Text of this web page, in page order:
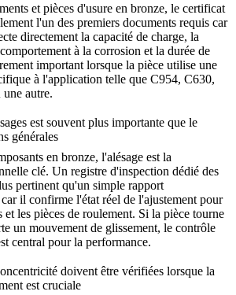
et pièces d'usure en bronze, le certificat
l'un des premiers documents requis car
directement la capacité de charge, la
à la corrosion et la durée de
important lorsque la pièce utilise une
à l'application telle que C954, C630,
autre.
est souvent plus importante que le
générales
en bronze, l'alésage est la
clé. Un registre d'inspection dédié des
pertinent qu'un simple rapport
il confirme l'état réel de l'ajustement pour
et les pièces de roulement. Si la pièce tourne
un mouvement de glissement, le contrôle
central pour la performance.
doivent être vérifiées lorsque la
est cruciale